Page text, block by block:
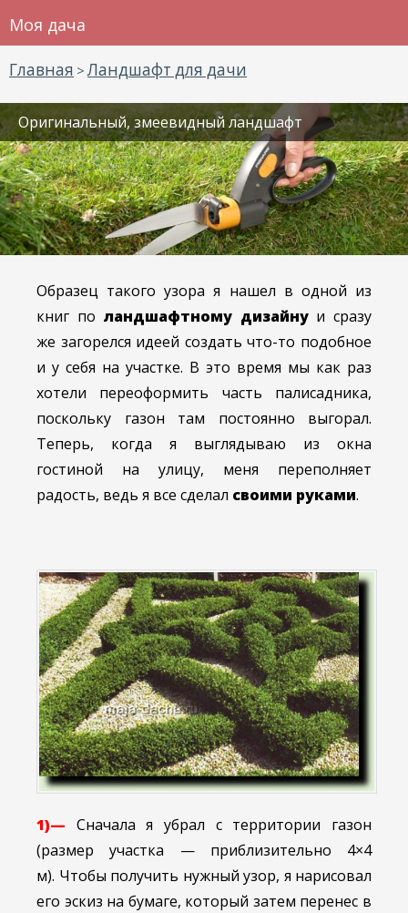
Моя дача
Главная > Ландшафт для дачи
Оригинальный, змеевидный ландшафт
Образец такого узора я нашел в одной из
книг по ландшафтному дизайнуи сразу
же загорелся идеей создать что-то подобное
и у себя на участке. В это время мы как раз
хотели переоформить часть палисадника,
поскольку газон там постоянно выгорал.
Теперь, когда я выглядываю из окна
гостиной на улицу, меня переполняет
радость, ведь я все сделал своими руками.
1)— Сначала я убрал с территории газон
(размер участка — приблизительно 4×4
м). Чтобы получить нужный узор, я нарисовал
его эскиз на бумаге, который затем перенес в